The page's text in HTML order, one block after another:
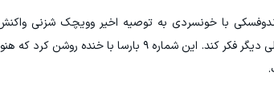
با خونسردی به توصیه اخیر وویچک شزنی
مسیرهای شغلی دیگر فکر کند. این شماره ۹